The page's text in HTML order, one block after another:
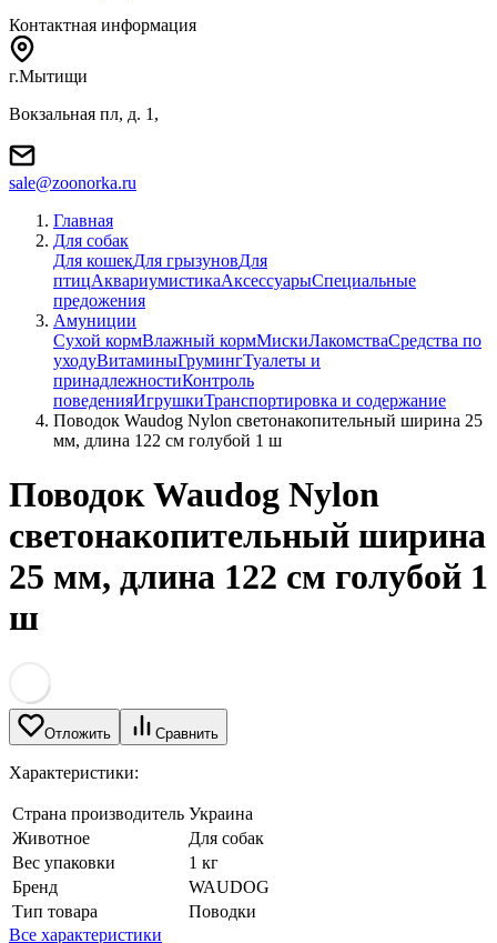
Контактная информация
г.Мытищи
Вокзальная пл, д. 1,
sale@zoonorka.ru
Главная
Для собак
Для кошекДля грызуновДля
птицАквариумистикаАксессуарыСпециальные
предожения
Амуниции
Сухой кормВлажный кормМискиЛакомстваСредства по
уходуВитаминыГрумингТуалеты и
принадлежностиКонтроль
поведенияИгрушкиТранспортировка и содержание
Поводок Waudog Nylon светонакопительный ширина 25
мм, длина 122 см голубой 1 ш
Поводок Waudog Nylon
светонакопительный ширина
25 мм, длина 122 см голубой 1
ш
Отложить Сравнить
Характеристики:
Страна производитель Украина
Животное
Для собак
Вес упаковки
1 кг
Бренд
WAUDOG
Тип товара
Поводки
Все характеристики